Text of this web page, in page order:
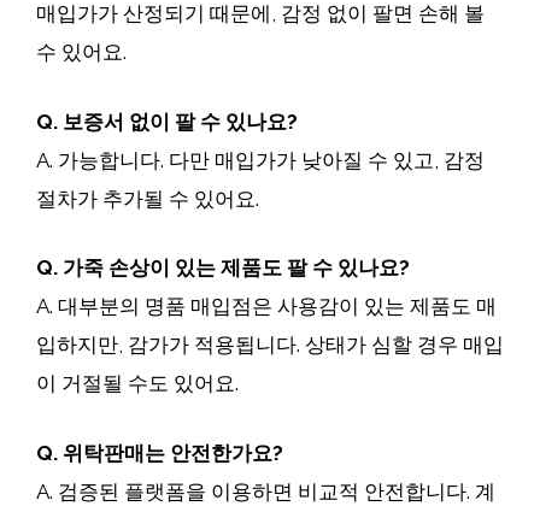
매입가가 산정되기 때문에, 감정 없이 팔면 손해 볼
수 있어요.
Q. 보증서 없이 팔 수 있나요?
A. 가능합니다. 다만 매입가가 낮아질 수 있고, 감정
절차가 추가될 수 있어요.
Q. 가죽 손상이 있는 제품도 팔 수 있나요?
A. 대부분의 명품 매입점은 사용감이 있는 제품도 매
입하지만, 감가가 적용됩니다. 상태가 심할 경우 매입
이 거절될 수도 있어요.
Q. 위탁판매는 안전한가요?
A. 검증된 플랫폼을 이용하면 비교적 안전합니다. 계